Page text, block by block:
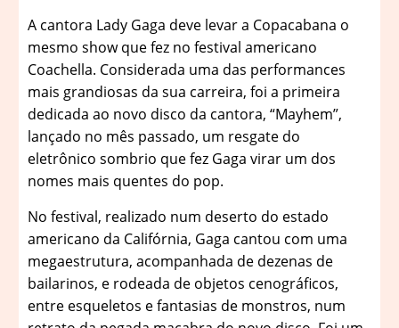
A cantora Lady Gaga deve levar a Copacabana o
mesmo show que fez no festival americano
Coachella. Considerada uma das performances
mais grandiosas da sua carreira, foi a primeira
dedicada ao novo disco da cantora, “Mayhem”,
lançado no mês passado, um resgate do
eletrônico sombrio que fez Gaga virar um dos
nomes mais quentes do pop.
No festival, realizado num deserto do estado
americano da Califórnia, Gaga cantou com uma
megaestrutura, acompanhada de dezenas de
bailarinos, e rodeada de objetos cenográficos,
entre esqueletos e fantasias de monstros, num